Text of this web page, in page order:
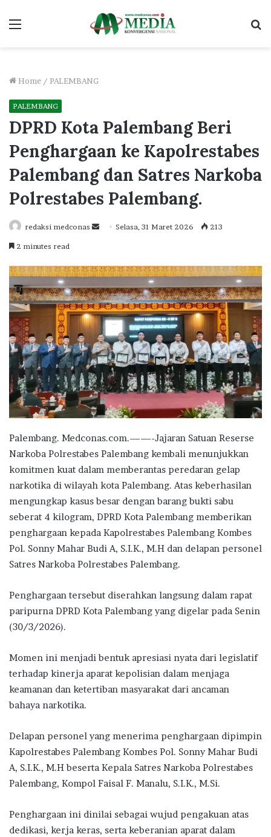
Menu
Home / PALEMBANG
PALEMBANG
DPRD Kota Palembang Beri
Penghargaan ke Kapolrestabes
Palembang dan Satres Narkoba
Polrestabes Palembang.
redaksi medconas
Send Selasa, 31 Maret 2026 213
2 minutes read
Palembang. Medconas.com.——-Jajaran Satuan Reserse
Narkoba Polrestabes Palembang kembali menunjukkan
komitmen kuat dalam memberantas peredaran gelap
narkotika di wilayah kota Palembang. Atas keberhasilan
mengungkap kasus besar dengan barang bukti sabu
seberat 4 kilogram, DPRD Kota Palembang memberikan
penghargaan kepada Kapolrestabes Palembang Kombes
Pol. Sonny Mahar Budi A, S.I.K., M.H dan delapan personel
Satres Narkoba Polrestabes Palembang.
Penghargaan tersebut diserahkan langsung dalam rapat
paripurna DPRD Kota Palembang yang digelar pada Senin
(30/3/2026).
Momen ini menjadi bentuk apresiasi nyata dari legislatif
terhadap kinerja aparat kepolisian dalam menjaga
keamanan dan ketertiban masyarakat dari ancaman
bahaya narkotika.
Delapan personel yang menerima penghargaan dipimpin
Kapolrestabes Palembang Kombes Pol. Sonny Mahar Budi
A, S.I.K., M.H beserta Kepala Satres Narkoba Polrestabes
Palembang, Kompol Faisal F. Manalu, S.I.K., M.Si.
Penghargaan ini dinilai sebagai wujud pengakuan atas
dedikasi, kerja keras, serta keberanian aparat dalam